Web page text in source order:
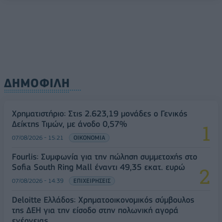
ΔΗΜΟΦΙΛΗ
Χρηματιστήριο: Στις 2.623,19 μονάδες ο Γενικός
Δείκτης Τιμών, με άνοδο 0,57%
07/08/2026 - 15:21 ΟΙΚΟΝΟΜΙΑ
Fourlis: Συμφωνία για την πώληση συμμετοχής στο
Sofia South Ring Mall έναντι 49,35 εκατ. ευρώ
07/08/2026 - 14:39 ΕΠΙΧΕΙΡΗΣΕΙΣ
Deloitte Ελλάδος: Χρηματοοικονομικός σύμβουλος
της ΔΕΗ για την είσοδο στην πολωνική αγορά